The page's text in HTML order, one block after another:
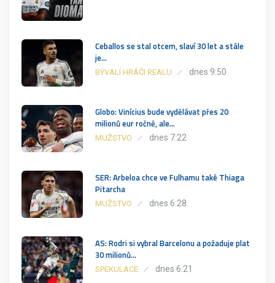
Ceballos se stal otcem, slaví 30 let a stále
je…
BÝVALÍ HRÁČI REALU dnes 9:50
Globo: Vinícius bude vydělávat přes 20
milionů eur ročně, ale…
MUŽSTVO dnes 7:22
SER: Arbeloa chce ve Fulhamu také Thiaga
Pitarcha
MUŽSTVO dnes 6:28
AS: Rodri si vybral Barcelonu a požaduje plat
30 milionů…
SPEKULACE dnes 6:21